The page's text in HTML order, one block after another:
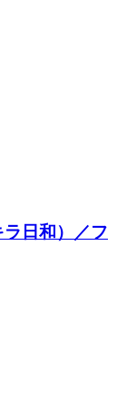
日和）／フ